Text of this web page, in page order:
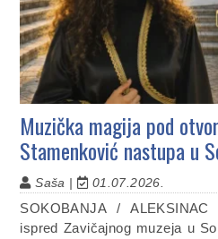
Muzička magija pod
Stamenković nastupa u
Saša | 01.07.2026.
SOKOBANJA /
ispred Zavičajnog muzeja u